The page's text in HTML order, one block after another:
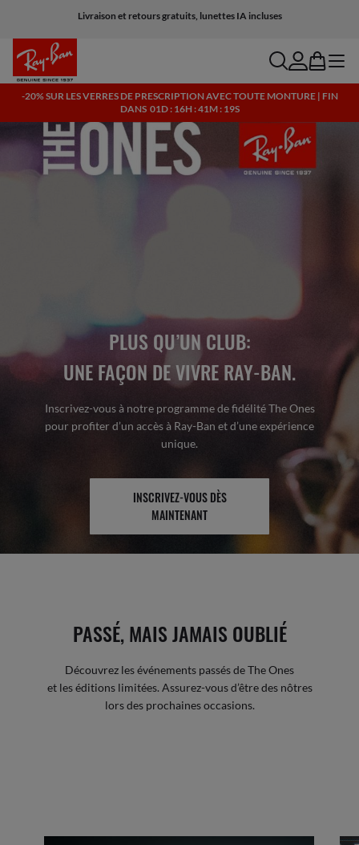
Livraison et retours gratuits, lunettes IA incluses
searchaccount
bag menu
-20% SUR LES VERRES DE PRESCRIPTION AVEC TOUTE MONTURE | FIN
DANS 01D : 16H : 41M : 18S
PLUS QU’UN CLUB:
UNE FAÇON DE VIVRE RAY-BAN.
Inscrivez-vous à notre programme de fidélité The Ones
pour profiter d’un accès à Ray-Ban et d’une expérience
unique.
INSCRIVEZ-VOUS DÈS
MAINTENANT
PASSÉ, MAIS JAMAIS OUBLIÉ
Découvrez les événements passés de The Ones
et les éditions limitées. Assurez-vous d’être des nôtres
lors des prochaines occasions.